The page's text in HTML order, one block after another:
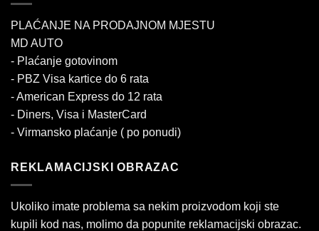
PLAĆANJE NA PRODAJNOM MJESTU
MD AUTO
- Plaćanje gotovinom
- PBZ Visa kartice do 6 rata
- American Express do 12 rata
- Diners, Visa i MasterCard
- Virmansko plaćanje ( po ponudi)
REKLAMACIJSKI OBRAZAC
Ukoliko imate problema sa nekim proizvodom koji ste
kupili kod nas, molimo da popunite reklamacijski obrazac.